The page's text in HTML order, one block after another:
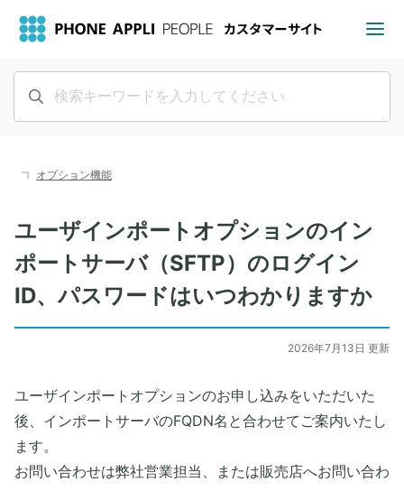
オプション機能
ユーザインポートオプションのイン
ポートサーバ（SFTP）のログイン
ID、パスワードはいつわかりますか
2026年7月13日 更新
ユーザインポートオプションのお申し込みをいただいた
後、インポートサーバのFQDN名と合わせてご案内いたし
ます。
お問い合わせは弊社営業担当、または販売店へお問い合わ